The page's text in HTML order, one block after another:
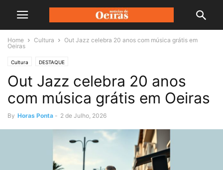
Home Cultura
Out Jazz celebra 20 anos com música grátis em
Oeiras
Cultura DESTAQUE
Out Jazz celebra 20 anos
com música grátis em Oeiras
By Horas Ponta - 2 de Julho, 2026